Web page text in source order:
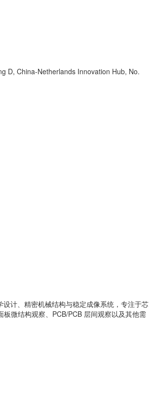
D, China-Netherlands Innovation Hub, No.
计、精密机械结构与稳定成像系统，专注于芯
微结构观察、PCB/PCB 层间观察以及其他需